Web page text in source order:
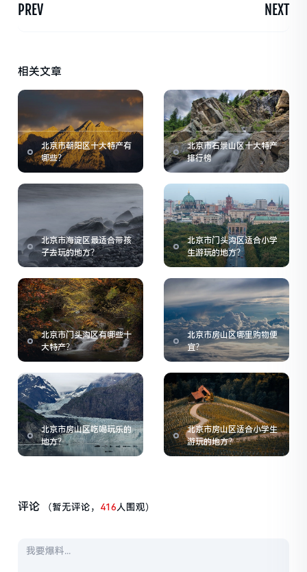
PREV NEXT
相关文章
北京市朝阳区十大特产有
哪些？
北京市石景山区十大特产
排行榜
北京市海淀区最适合带孩
子去玩的地方？
北京市门头沟区适合小学
生游玩的地方？
北京市门头沟区有哪些十
大特产？
北京市房山区哪里购物便
宜？
北京市房山区吃喝玩乐的
地方？
北京市房山区适合小学生
游玩的地方？
评论 （暂无评论， 416人围观）